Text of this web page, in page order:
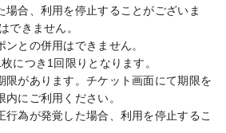
場合、利用を停止することがございま
できません。
ンとの併用はできません。
につき1回限りとなります。
限があります。チケット画面にて期限を
にご利用ください。
行為が発覚した場合、利用を停止するこ